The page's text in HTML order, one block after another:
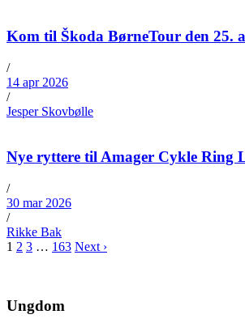
Kom til Škoda BørneTour den 25.
/
14 apr 2026
/
Jesper Skovbølle
Nye ryttere til Amager Cykle Ring
/
30 mar 2026
/
Rikke Bak
1 2 3 … 163 Next ›
Ungdom